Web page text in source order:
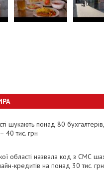
шукають понад 80
40 тис. грн
області назвала код з СМС
кредитів на понад 30 тис. грн